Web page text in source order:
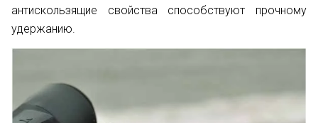
антискользящие свойства способствуют прочному
удержанию.